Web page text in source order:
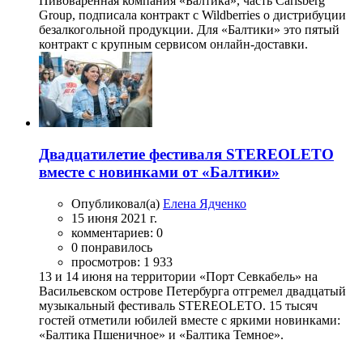
Group, подписала контракт с Wildberries о дистрибуции
безалкогольной продукции. Для «Балтики» это пятый
контракт с крупным сервисом онлайн-доставки.
Двадцатилетие фестиваля STEREOLETO
вместе с новинками от «Балтики»
Опубликовал(а) Елена Ядченко
15 июня 2021 г.
комментариев: 0
0 понравилось
просмотров: 1 933
13 и 14 июня на территории «Порт Севкабель» на
Васильевском острове Петербурга отгремел двадцатый
музыкальный фестиваль STEREOLETO. 15 тысяч
гостей отметили юбилей вместе с яркими новинками:
«Балтика Пшеничное» и «Балтика Темное».